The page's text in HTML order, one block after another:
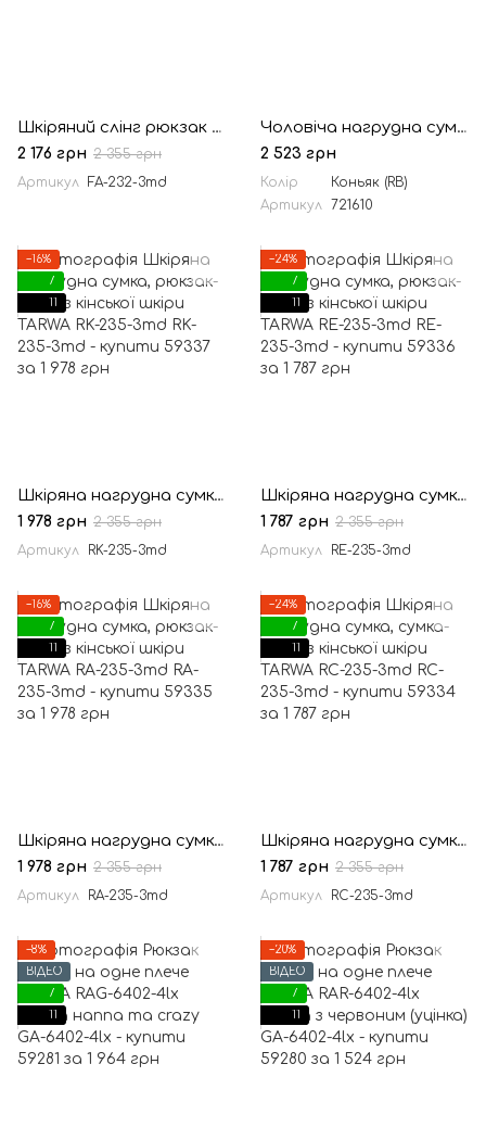
Шкіряний слінг рюкзак на одне плече TARWA RA-232-3md чорний
2 176 грн 2 355 грн
Артикул FA-232-3md
Чоловіча нагрудна сумка слінг кобура Grande Pelle 721623
2 523 грн
Колір
Коньяк (RB)
Артикул
721610
−16%
7
11
Шкіряна нагрудна сумка, рюкзак-слінг із кінської шкіри TARWA RK-235-3md
1 978 грн 2 355 грн
Артикул
RK-235-3md
−24%
7
11
Шкіряна нагрудна сумка, рюкзак-слінг із кінської шкіри TARWA RE-235-3md
1 787 грн 2 355 грн
Артикул
RE-235-3md
−16%
7
11
Шкіряна нагрудна сумка, рюкзак-слінг із кінської шкіри TARWA RA-235-3md
1 978 грн 2 355 грн
Артикул
RA-235-3md
−24%
7
11
Шкіряна нагрудна сумка, сумка-слінг із кінської шкіри TARWA RC-235-3md
1 787 грн 2 355 грн
Артикул
RC-235-3md
−8%
ВІДЕО
7
11
−20%
ВІДЕО
7
11